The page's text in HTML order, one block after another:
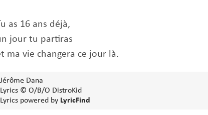
as 16 ans déjà,
jour tu partiras
ma vie changera ce jour là.
Jérôme Dana
Lyrics © O/B/O DistroKid
Lyrics powered by LyricFind